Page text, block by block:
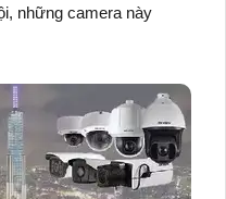
những camera này